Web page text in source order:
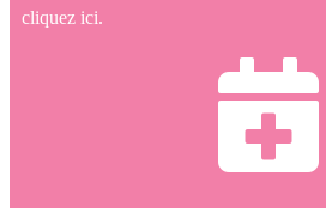
cliquez ici.